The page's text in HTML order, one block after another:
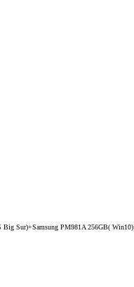
Big Sur)+Samsung PM981A 256GB( Win10)